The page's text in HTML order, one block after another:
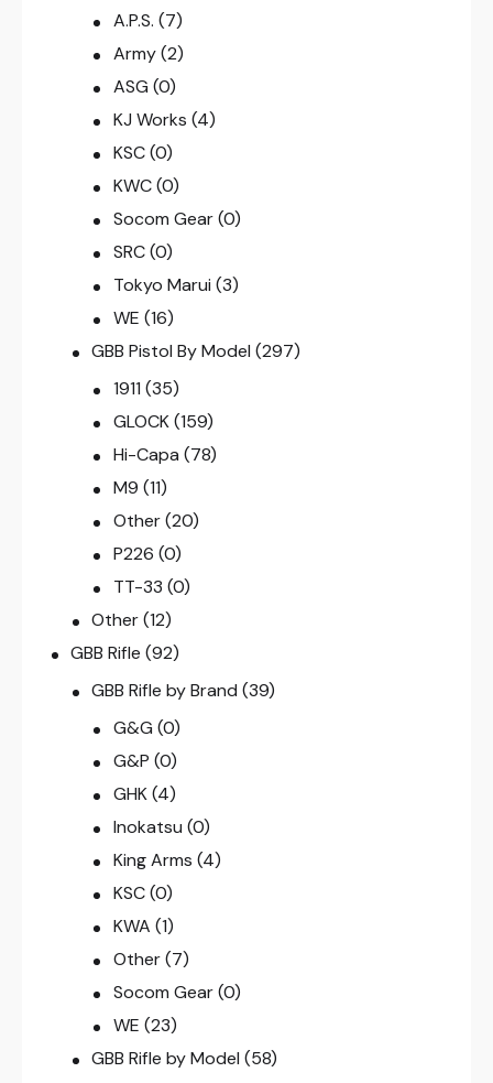
A.P.S. (7)
Army (2)
ASG (0)
KJ Works (4)
KSC (0)
KWC (0)
Socom Gear (0)
SRC (0)
Tokyo Marui (3)
WE (16)
GBB Pistol By Model (297)
1911 (35)
GLOCK (159)
Hi-Capa (78)
M9 (11)
Other (20)
P226 (0)
TT-33 (0)
Other (12)
GBB Rifle (92)
GBB Rifle by Brand (39)
G&G (0)
G&P (0)
GHK (4)
Inokatsu (0)
King Arms (4)
KSC (0)
KWA (1)
Other (7)
Socom Gear (0)
WE (23)
GBB Rifle by Model (58)